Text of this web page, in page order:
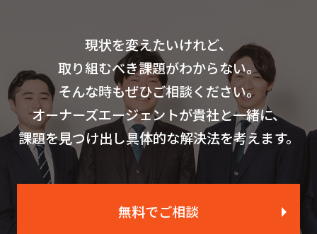
現状を変えたいけれど、
取り組むべき課題がわからない。
そんな時もぜひご相談ください。
オーナーズエージェントが貴社と一緒に、
課題を見つけ出し具体的な解決法を考えます。
無料でご相談